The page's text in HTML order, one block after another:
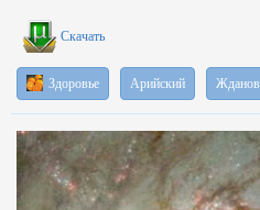
Скачать
Здоровье Арийский Жданов